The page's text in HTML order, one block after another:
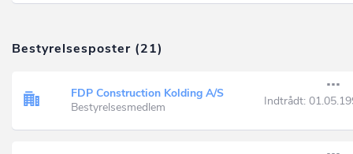
Bestyrelsesposter (21)
FDP Construction Kolding A/S
Bestyrelsesmedlem
Indtrådt: